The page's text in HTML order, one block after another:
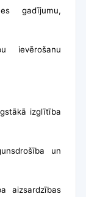
gadījumu,
ievērošanu
izglītība
un
aizsardzības